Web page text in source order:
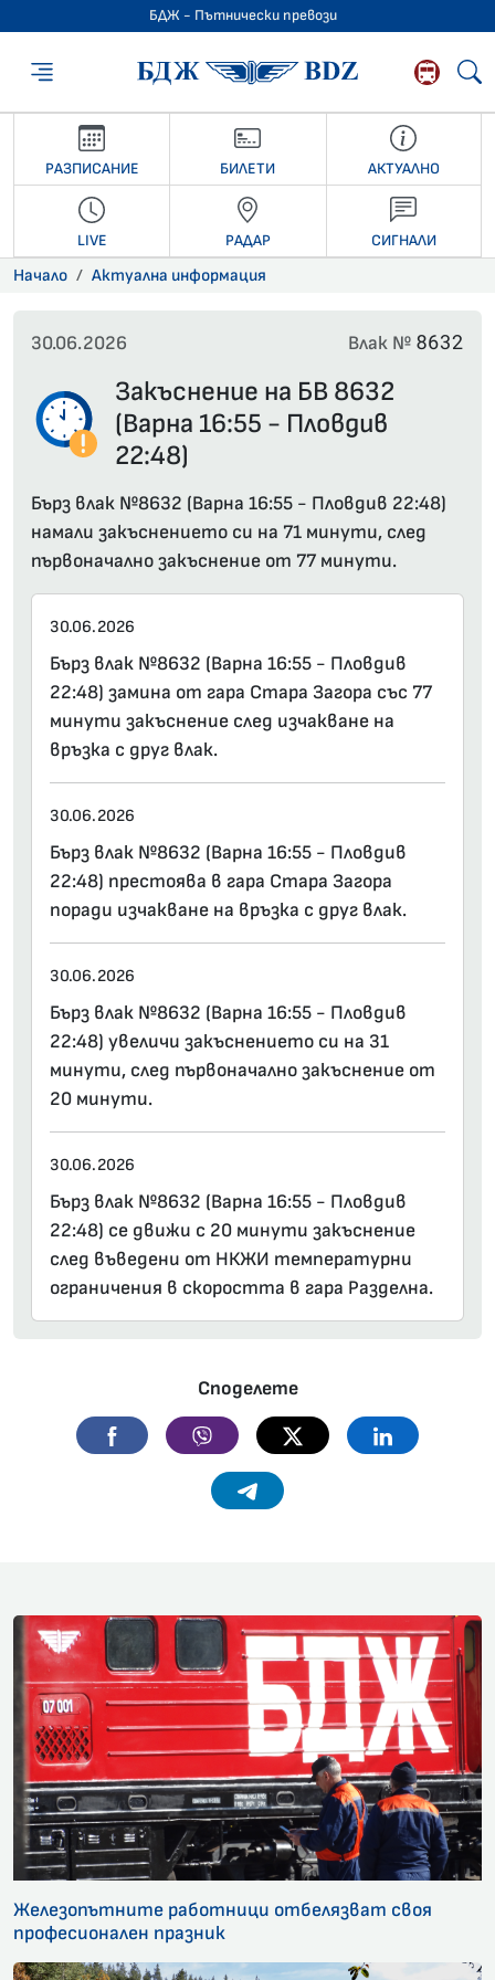
БДЖ - Пътнически превози
БДЖ -
РАЗПИСАНИЕ БИЛЕТИ АКТУАЛНО
LIVE РАДАР СИГНАЛИ
Начало Актуална информация
30.06.2026 Влак № 8632
Закъснение на БВ 8632
(Варна 16:55 - Пловдив
22:48)
Бърз влак №8632 (Варна 16:55 - Пловдив 22:48)
намали закъснението си на 71 минути, след
първоначално закъснение от 77 минути.
30.06.2026
Бърз влак №8632 (Варна 16:55 - Пловдив
22:48) замина от гара Стара Загора със 77
минути закъснение след изчакване на
връзка с друг влак.
30.06.2026
Бърз влак №8632 (Варна 16:55 - Пловдив
22:48) престоява в гара Стара Загора
поради изчакване на връзка с друг влак.
30.06.2026
Бърз влак №8632 (Варна 16:55 - Пловдив
22:48) увеличи закъснението си на 31
минути, след първоначално закъснение от
20 минути.
30.06.2026
Бърз влак №8632 (Варна 16:55 - Пловдив
22:48) се движи с 20 минути закъснение
след въведени от НКЖИ температурни
ограничения в скоростта в гара Разделна.
Споделете
Facebook Viber Twitter Linkedin
Telegram
Железопътните работници отбелязват своя
професионален празник